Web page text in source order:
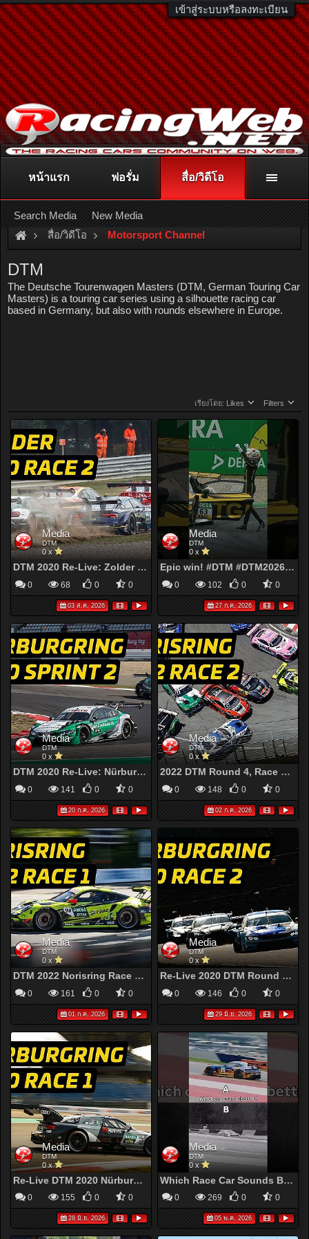
เข้าสู่ระบบหรือลงทะเบียน
ติดต่อลงโฆษณา racingweb@gmail.comหรือโทร. 081-811-1138
หรืออ่านรายละเอียดเพิ่มเติม คลิกที่นี่
สื่อ/วิดีโอ Motorsport Channel
DTM
The Deutsche Tourenwagen Masters (DTM, German Touring Car
Masters) is a touring car series using a silhouette racing car
based in Germany, but also with rounds elsewhere in Europe.
เรียงโดย: Likes Filters
Media
DTM
0 x
DTM 2020 Re-Live: Zolder I – Race 2 | Chaos, Safety Car Drama & Rast Takes Title Lead!
0 68 0 0
03 ส.ค. 2026
Media
DTM
0 x
Epic win! #DTM #DTM2026 #lamborghini
0 102 0 0
27 ก.ค. 2026
Media
DTM
0 x
DTM 2020 Re-Live: Nürburgring Sprint – Race 2 | Müller Responds in Championship Thriller!
0 141 0 0
20 ก.ค. 2026
Media
DTM
0 x
2022 DTM Round 4, Race 2: Norisring (Full Race Replay)
0 148 0 0
02 ก.ค. 2026
Media
DTM
0 x
DTM 2022 Norisring Race 1 | Full Race Re-Live
0 161 0 0
01 ก.ค. 2026
Media
DTM
0 x
Re-Live 2020 DTM Round 6: Robin Frijns Bounces Back to Take Brilliant Victory in Race 2
0 146 0 0
29 มิ.ย. 2026
Media
DTM
0 x
Re-Live DTM 2020 Nürburgring Grand Prix | Race 1 Highlights & Pure Sound!
0 155 0 0
28 มิ.ย. 2026
Media
DTM
0 x
Which Race Car Sounds Better? | DTM 2026
0 269 0 0
05 พ.ค. 2026
หน้าแรก ฟอรั่ม สื่อ/วิดีโอ
Search Media New Media